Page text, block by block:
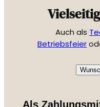
Auch als
Betriebsfeier
Als